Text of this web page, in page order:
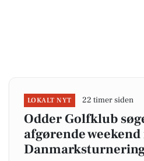
LOKALT NYT 22 timer siden
Odder Golfklub
afgørende weekend